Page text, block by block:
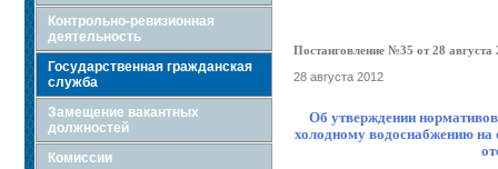
Контрольно-ревизионная
деятельность
Государственная гражданская
служба
Замещение вакантных
должностей
Комиссии
Постанговление №35 от 28 августа
28 августа 2012
Об утверждении
холодному водоснабжению